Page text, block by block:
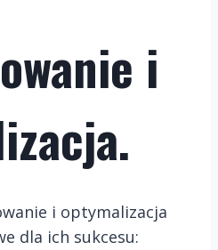
i
i optymalizacja
dla ich sukcesu: